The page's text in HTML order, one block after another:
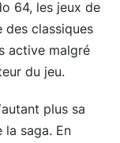
64, les jeux de
classiques
active malgré
du jeu.
plus sa
la saga. En